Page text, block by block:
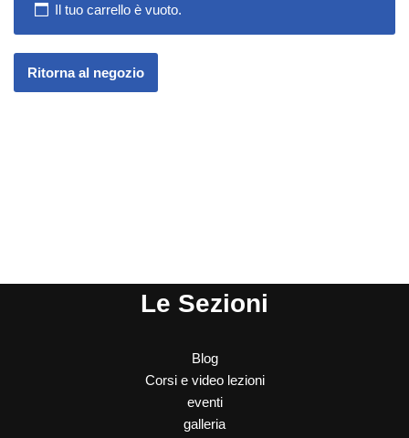
Il tuo carrello è vuoto.
Ritorna al negozio
Le Sezioni
Blog
Corsi e video lezioni
eventi
galleria